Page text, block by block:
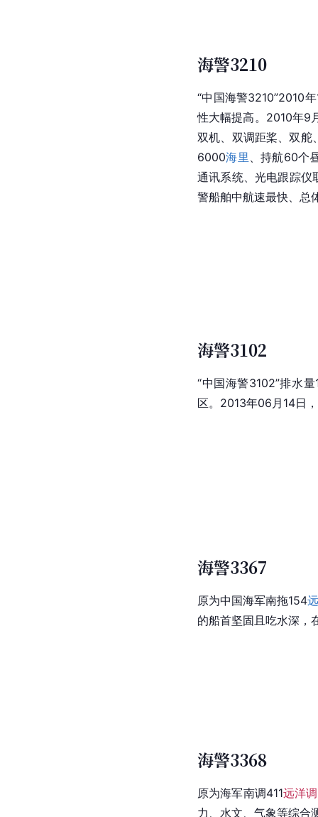
海警3210
“中国海警3210”2010
性大幅提高。2010年9
双机、双调距桨、双舵
6000海里 、持航60个
通讯系统、光电跟踪仪
警船舶中航速最快、总
海警3102
“中国海警3102”排水
区。2013年06月14日
海警3367
原为中国海军南拖154
的船首坚固且吃水深，
海警3368
原为海军南调411远洋
力、水文、气象等综合